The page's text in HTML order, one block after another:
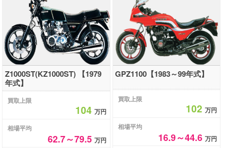
Z1000ST(KZ1000ST) 【1979
年式】
買取上限
104万円
相場平均
62.7～79.5万円
GPZ1100【1983～99年式】
買取上限
102 万円
相場平均
16.9～44.6 万円